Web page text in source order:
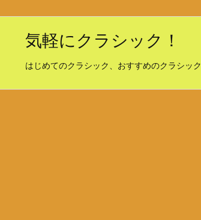
気軽にクラシック！
はじめてのクラシック、おすすめのクラシック